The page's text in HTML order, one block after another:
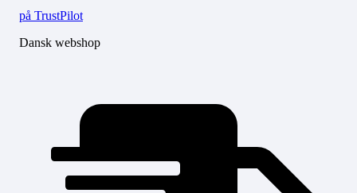
på TrustPilot
Dansk webshop